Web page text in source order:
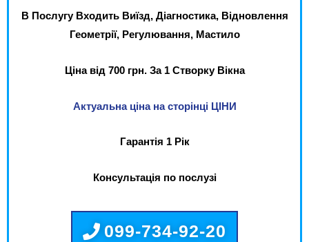
В Послугу Входить Виїзд, Діагностика, Відновлення
Геометрії, Регулювання, Мастило
Ціна від 700 грн. За 1 Створку Вікна
Актуальна ціна на сторінці ЦІНИ
Гарантія 1 Рік
Консультація по послузі
099-734-92-20